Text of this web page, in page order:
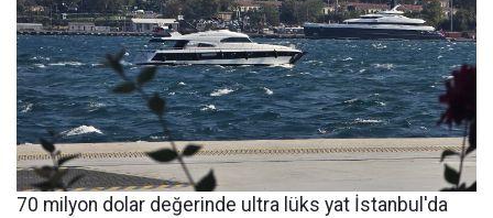
70 milyon dolar değerinde ultra lüks yat İstanbul'da